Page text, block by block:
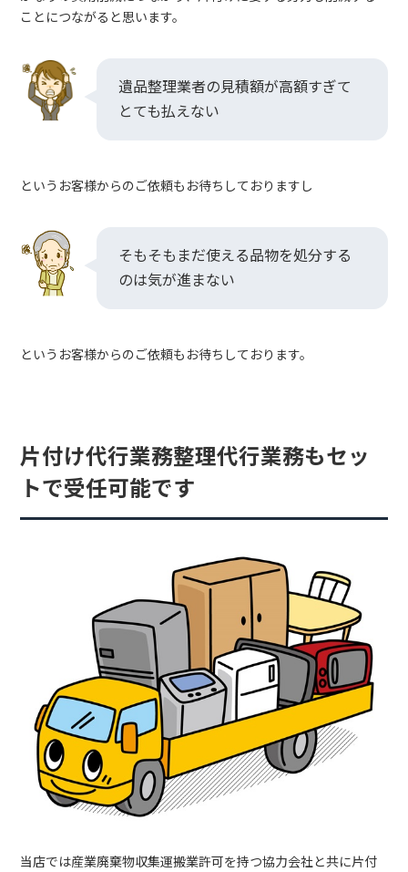
ことにつながると思います。
遺品整理業者の見積額が高額すぎて
とても払えない
というお客様からのご依頼もお待ちしておりますし
そもそもまだ使える品物を処分する
のは気が進まない
というお客様からのご依頼もお待ちしております。
片付け代行業務整理代行業務もセッ
トで受任可能です
当店では産業廃棄物収集運搬業許可を持つ協力会社と共に片付